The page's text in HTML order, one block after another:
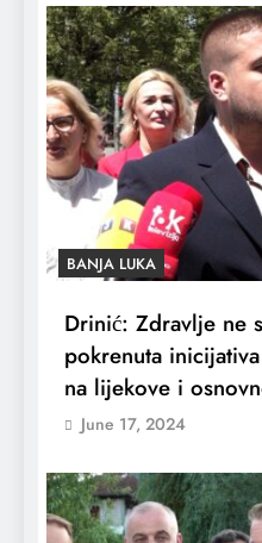
BANJA LUKA
Drinić: Zdravlje ne
pokrenuta
na lijekove i
June 17, 2024